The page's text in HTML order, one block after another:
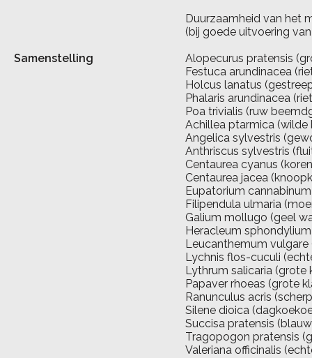
Duurzaamheid van het
(bij goede uitvoering
Samenstelling
Alopecurus pratensis
Festuca arundinacea
Holcus lanatus
Phalaris arundinacea
Poa trivialis (ruw
Achillea ptarmica (wilde
Angelica sylvestris
Anthriscus sylvestris
Centaurea cyanus
Centaurea jacea
Eupatorium
Filipendula ulmaria
Galium mollugo (geel
Heracleum
Leucanthemum
Lychnis flos-cuculi
Lythrum salicaria (grote
Papaver rhoeas (grote
Ranunculus acris
Silene dioica
Succisa pratensis
Tragopogon pratensis
Valeriana officinalis